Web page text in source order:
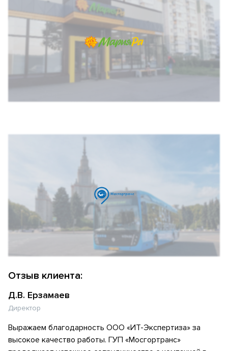
Отзыв клиента:
Д.В. Ерзамаев
Директор
Выражаем благодарность ООО «ИТ-Экспертиза» за
высокое качество работы. ГУП «Мосгортранс»